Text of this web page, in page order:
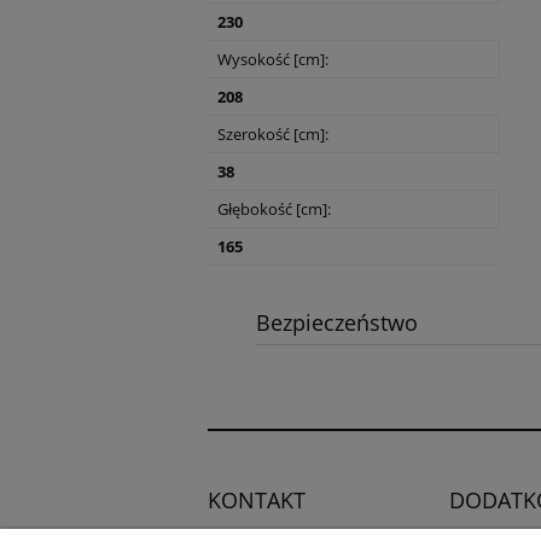
230
Wysokość [cm]:
208
Szerokość [cm]:
38
Głębokość [cm]:
165
Bezpieczeństwo
KONTAKT